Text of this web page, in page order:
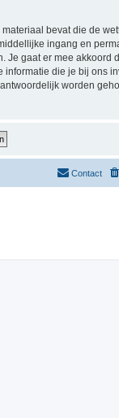
bevat die de
ingang en
gaat er mee akkoord
die je bij ons
worden
Contact